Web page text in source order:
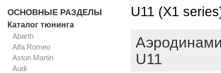
ОСНОВНЫЕ РАЗДЕЛЫ
Каталог тюнинга
Abarth
Alfa Romeo
Aston Martin
Audi
U11 (X1
U11